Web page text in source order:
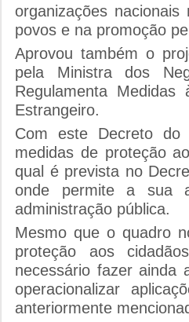
organizações
povos e na promoção
Aprovou também o
pela Ministra dos
Regulamenta
Estrangeiro.
Com este Decreto do
medidas de proteção
qual é prevista no
onde permite a sua
administração pública.
Mesmo que o quadro
proteção aos
necessário fazer ainda
operacionalizar
anteriormente